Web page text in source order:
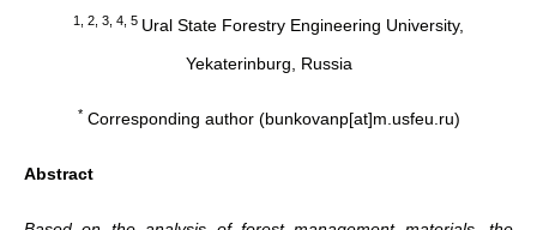
1, 2, 3, 4, 5 Ural State Forestry Engineering University,
Yekaterinburg, Russia
*Corresponding author (bunkovanp[at]m.usfeu.ru)
Abstract